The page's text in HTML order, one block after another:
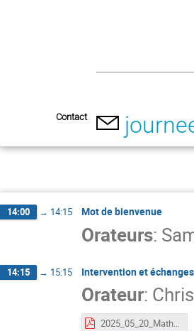
Contact
14:00 → 14:15 Mot de bienvenue
Orateurs:
14:15 → 15:15 Intervention et
Orateur:
2025_05_20_Mathrice.pdf